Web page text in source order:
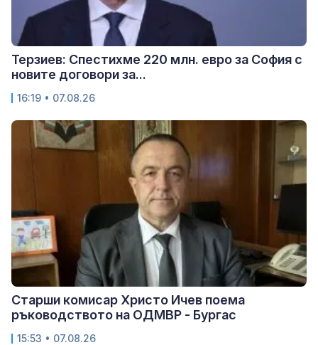
Терзиев: Спестихме 220 млн. евро за София с
новите договори за...
16:19 • 07.08.26
Старши комисар Христо Ичев поема
ръководството на ОДМВР - Бургас
15:53 • 07.08.26